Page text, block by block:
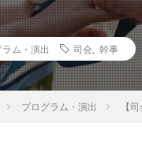
ラム・演出 司会 幹事
プログラム・演出 【